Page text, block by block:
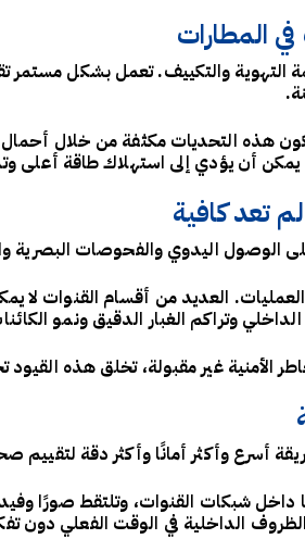
المطارات
التهوية والتكييف. تعمل بشكل
هذه التحديات مكثفة من خلال
يمكن أن يؤدي إلى استهلاك طاقة
تعد كافية
الوصول اليدوي والفحوصات البصرية
العديد من أقسام القنوات لا
وتراكم الغبار الدقيق ونمو
غير مقبولة، تخلق هذه القيود
أسرع وأكثر أمانًا وأكثر دقة لتقييم
داخل شبكات القنوات، وتلتقط صورًا
الداخلية في الوقت الفعلي دون